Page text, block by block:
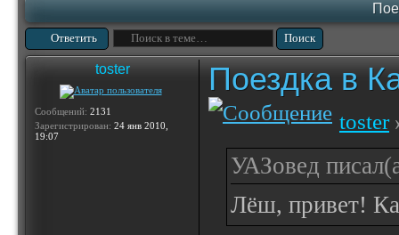
Ответить
toster
Сообщений: 2131
Зарегистрирован: 24 янв 2010,
19:07
Поездка в
toster
УАЗовед
Лёш, привет!